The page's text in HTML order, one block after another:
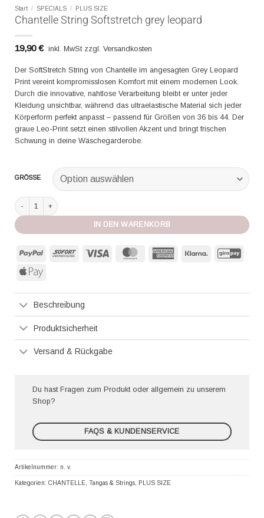
Start / SPECIALS / PLUS SIZE
Chantelle String Softstretch grey leopard
19,90€ inkl. MwSt zzgl. Versandkosten
Der SoftStretch String von Chantelle im angesagten Grey Leopard
Print vereint kompromisslosen Komfort mit einem modernen Look.
Durch die innovative, nahtlose Verarbeitung bleibt er unter jeder
Kleidung unsichtbar, während das ultraelastische Material sich jeder
Körperform perfekt anpasst – passend für Größen von 36 bis 44. Der
graue Leo-Print setzt einen stilvollen Akzent und bringt frischen
Schwung in deine Wäschegarderobe.
GRÖSSE
Chantelle String Softstretch grey leopard Menge
IN DEN WARENKORB
PayPal Sofort MasterCard American
Klarna
Apple
Beschreibung
Produktsicherheit
Versand & Rückgabe
Du hast Fragen zum Produkt oder allgemein zu unserem
Shop?
FAQS & KUNDENSERVICE
Artikelnummer: n. v.
Kategorien: CHANTELLE Tangas & Strings PLUS SIZE